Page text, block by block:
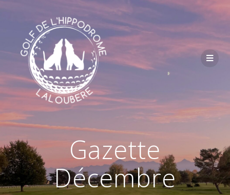
Passer
contenu
Gazette
Décembre